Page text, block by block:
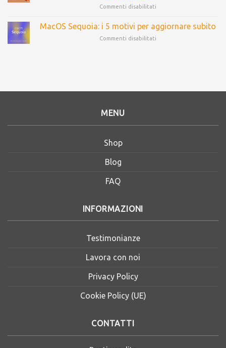
Commenti disabilitati
MacOS Sequoia: i 5 motivi per aggiornare subito
Commenti disabilitati
MENU
Shop
Blog
FAQ
INFORMAZIONI
Testimonianze
Lavora con noi
Privacy Policy
Cookie Policy (UE)
CONTATTI